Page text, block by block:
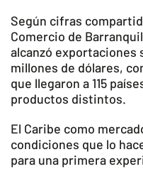
Según cifras
Comercio de
alcanzó exportaciones
millones de dólares,
que llegaron a 115
productos distintos.
El Caribe como
condiciones que lo
para una primera